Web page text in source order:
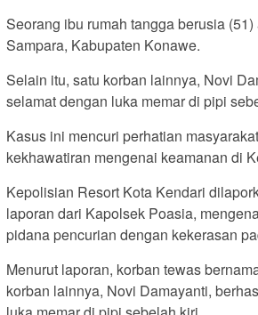
Seorang ibu rumah tangga berusia
Sampara, Kabupaten Konawe.
Selain itu, satu korban lainnya, Novi
selamat dengan luka memar di pipi
Kasus ini mencuri perhatian
kekhawatiran mengenai keamanan di
Kepolisian Resort Kota Kendari
laporan dari Kapolsek Poasia,
pidana pencurian dengan kekerasan
Menurut laporan, korban tewas
korban lainnya, Novi Damayanti,